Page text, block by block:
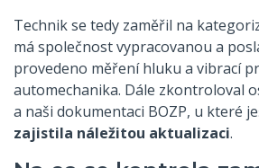
Technik se tedy zaměřil na
má společnost vypracovanou a
provedeno měření hluku a vibrací
automechanika. Dále zkontroloval
a naši dokumentaci BOZP, u které
zajistila náležitou aktualizaci.